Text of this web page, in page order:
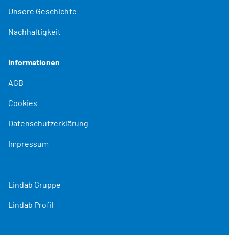
Unsere Geschichte
Nachhaltigkeit
Informationen
AGB
Cookies
Datenschutzerklärung
Impressum
Lindab Gruppe
Lindab Profil